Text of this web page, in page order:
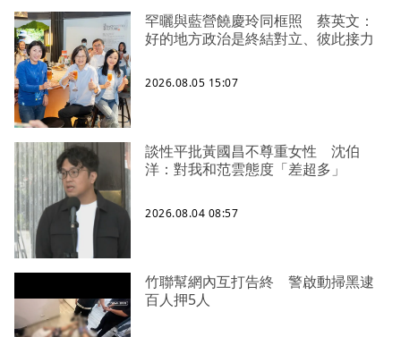
罕曬與藍營饒慶玲同框照 蔡英文：
好的地方政治是終結對立、彼此接力
2026.08.05 15:07
談性平批黃國昌不尊重女性 沈伯
洋：對我和范雲態度「差超多」
2026.08.04 08:57
竹聯幫網內互打告終 警啟動掃黑逮
百人押5人